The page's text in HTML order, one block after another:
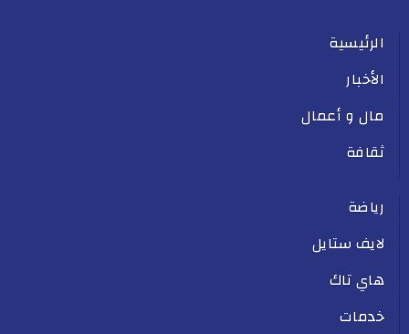
الرئيسية
الأخبار
مال و أعمال
ثقافة
رياضة
لايف ستايل
هاي تاك
خدمات